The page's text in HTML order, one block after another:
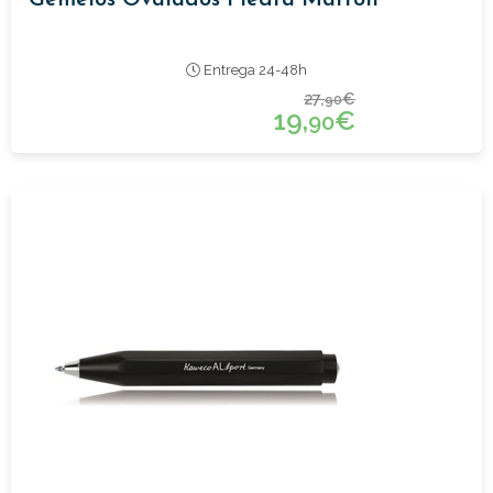
Entrega 24-48h
27,90€
19,90€